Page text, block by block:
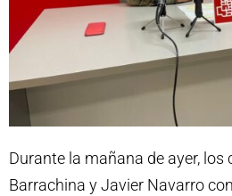
Durante la mañana de ayer,
Barrachina y Javier Navarro